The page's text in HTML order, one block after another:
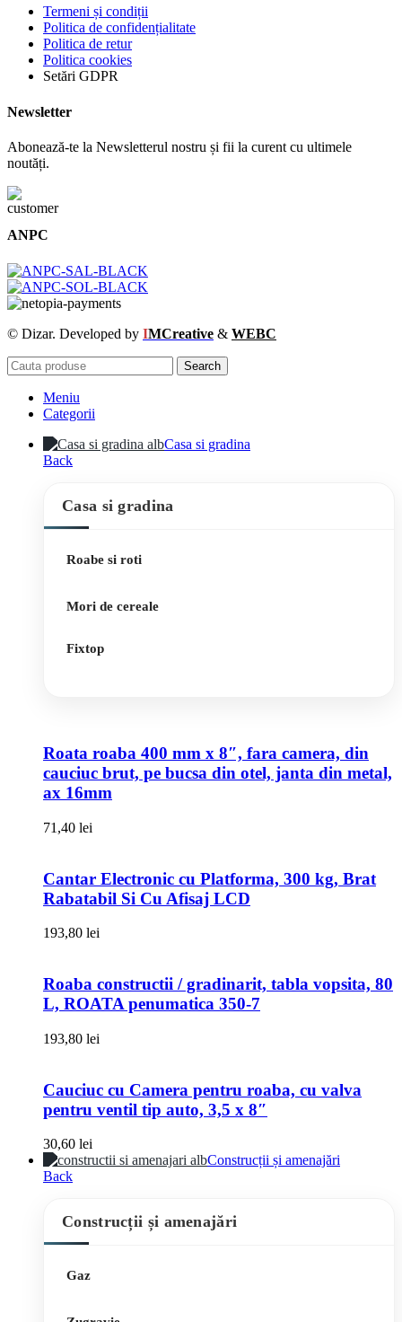
Termeni și condiții
Politica de confidențialitate
Politica de retur
Politica cookies
Setări GDPR
Newsletter
Abonează-te la Newsletterul nostru și fii la curent cu ultimele
noutăți.
ANPC
© Dizar. Developed by IMCreative & WEBC
Search
Meniu
Categorii
Casa si gradina
Back
Casa si gradina
Roabe si roti
Mori de cereale
Fixtop
Roata roaba 400 mm x 8″, fara camera, din
cauciuc brut, pe bucsa din otel, janta din metal,
ax 16mm
71,40 lei
Cantar Electronic cu Platforma, 300 kg, Brat
Rabatabil Si Cu Afisaj LCD
193,80 lei
Roaba constructii / gradinarit, tabla vopsita, 80
L, ROATA penumatica 350-7
193,80 lei
Cauciuc cu Camera pentru roaba, cu valva
pentru ventil tip auto, 3,5 x 8″
30,60 lei
Construcții și amenajări
Back
Construcții și amenajări
Gaz